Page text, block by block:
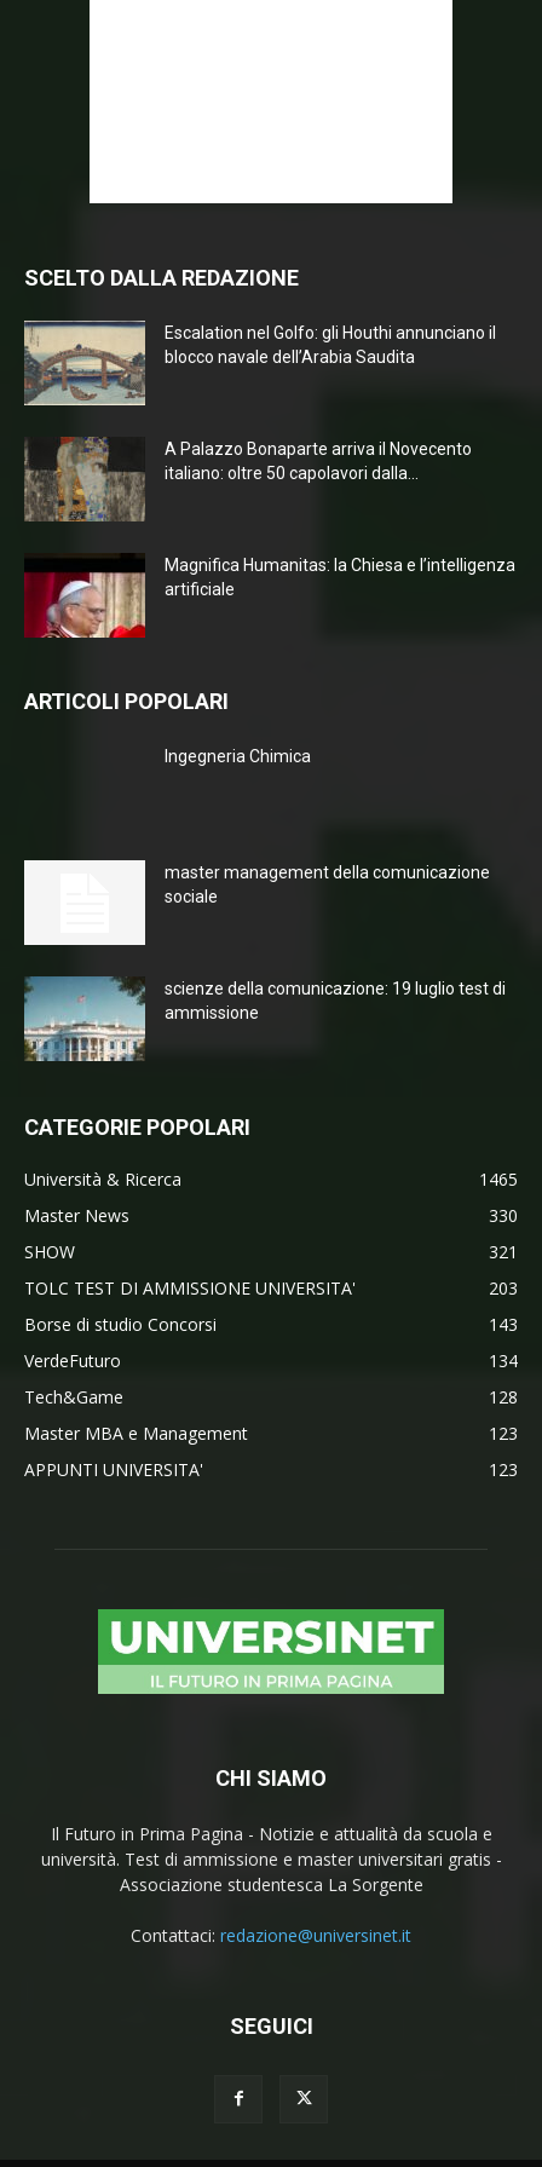
SCELTO DALLA REDAZIONE
Escalation nel Golfo: gli Houthi annunciano il
blocco navale dell’Arabia Saudita
A Palazzo Bonaparte arriva il Novecento
italiano: oltre 50 capolavori dalla...
Magnifica Humanitas: la Chiesa e l’intelligenza
artificiale
ARTICOLI POPOLARI
Ingegneria Chimica
master management della comunicazione
sociale
scienze della comunicazione: 19 luglio test di
ammissione
CATEGORIE POPOLARI
Università & Ricerca
1465
Master News
330
SHOW
321
TOLC TEST DI AMMISSIONE UNIVERSITA'
203
Borse di studio Concorsi
143
VerdeFuturo
134
Tech&Game
128
Master MBA e Management
123
APPUNTI UNIVERSITA'
123
CHI SIAMO
Il Futuro in Prima Pagina - Notizie e attualità da scuola e
università. Test di ammissione e master universitari gratis -
Associazione studentesca La Sorgente
Contattaci: redazione@universinet.it
SEGUICI